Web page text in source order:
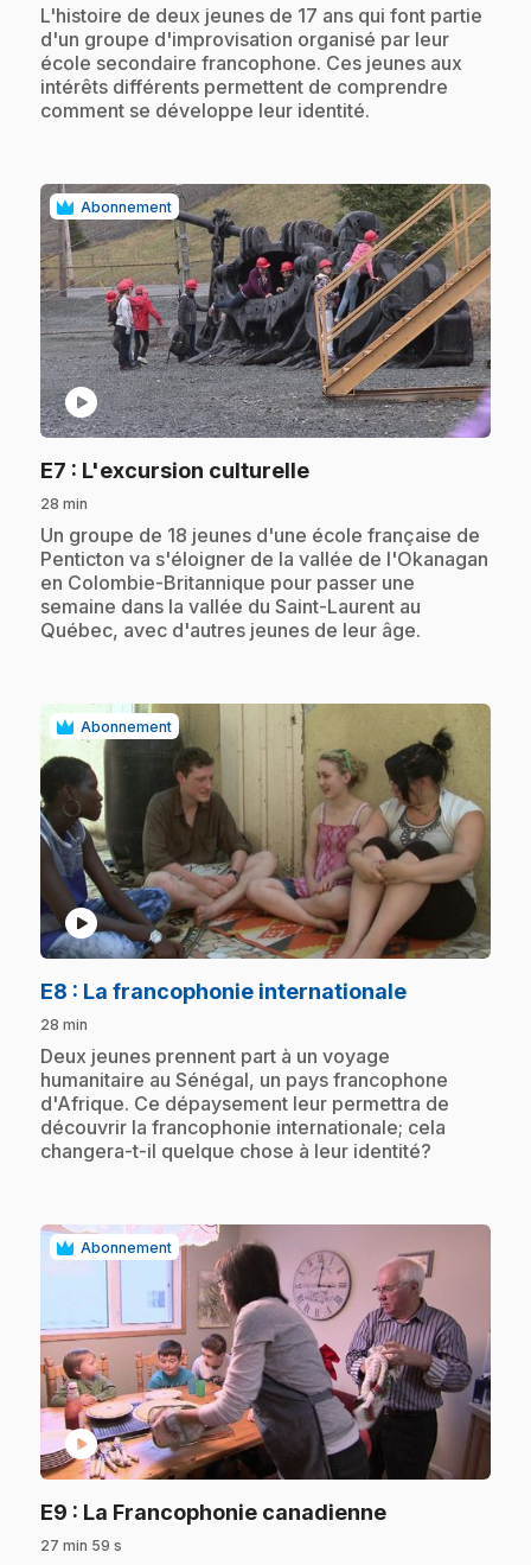
.L'histoire de deux jeunes de 17 ans qui font partie
d'un groupe d'improvisation organisé par leur
école secondaire francophone. Ces jeunes aux
intérêts différents permettent de comprendre
comment se développe leur identité.
Abonnement
play_circle
E7 : L'excursion culturelle.
28 min
.Un groupe de 18 jeunes d'une école française de
Penticton va s'éloigner de la vallée de l'Okanagan
en Colombie-Britannique pour passer une
semaine dans la vallée du Saint-Laurent au
Québec, avec d'autres jeunes de leur âge.
Abonnement
play_circle
E8 : La francophonie internationale.
28 min
.Deux jeunes prennent part à un voyage
humanitaire au Sénégal, un pays francophone
d'Afrique. Ce dépaysement leur permettra de
découvrir la francophonie internationale; cela
changera-t-il quelque chose à leur identité?
Abonnement
play_circle
E9 : La Francophonie canadienne.
27 min 59 s